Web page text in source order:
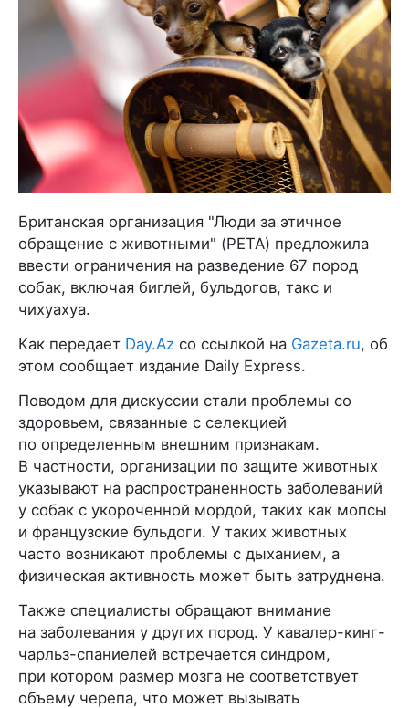
Британская организация "Люди за этичное
обращение с животными" (PETA) предложила
ввести ограничения на разведение 67 пород
собак, включая биглей, бульдогов, такс и
чихуахуа.
Как передает Day.Az со ссылкой на Gazeta.ru, об
этом сообщает издание Daily Express.
Поводом для дискуссии стали проблемы со
здоровьем, связанные с селекцией
по определенным внешним признакам.
В частности, организации по защите животных
указывают на распространенность заболеваний
у собак с укороченной мордой, таких как мопсы
и французские бульдоги. У таких животных
часто возникают проблемы с дыханием, а
физическая активность может быть затруднена.
Также специалисты обращают внимание
на заболевания у других пород. У кавалер-кинг-
чарльз-спаниелей встречается синдром,
при котором размер мозга не соответствует
объему черепа, что может вызывать